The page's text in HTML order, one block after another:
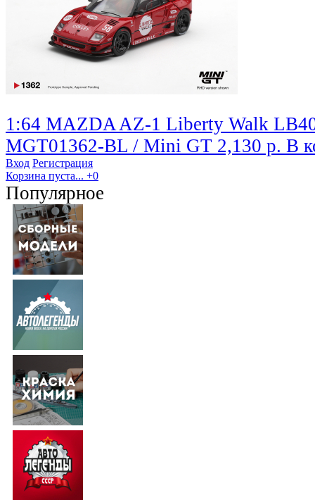
1:64 MAZDA AZ-1 Liberty Walk
MGT01362-BL / Mini GT 2,130 р. В
Вход Регистрация
Корзина пуста... +0
Популярное